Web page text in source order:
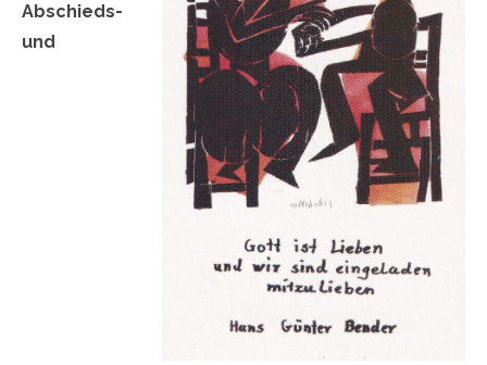
Abschieds-
und